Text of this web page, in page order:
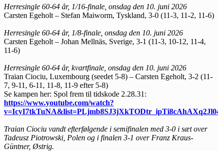
Herresingle 60-64 år, 1/16-finale, onsdag den 10. juni 2026
Carsten Egeholt – Stefan Maiworm, Tyskland, 3-0 (11-3, 11-2, 11-6)
Herresingle 60-64 år, 1/8-finale, onsdag den 10. juni 2026
Carsten Egeholt – Johan Mellnäs, Sverige, 3-1 (11-3, 10-12, 11-4,
11-6)
Herresingle 60-64 år, kvartfinale, onsdag den 10. juni 2026
Traian Ciociu, Luxembourg (seedet 5-8) – Carsten Egeholt, 3-2 (11-
7, 9-11, 6-11, 11-8, 11-9 efter 5-8)
Se kampen her: Spol frem til tidskode 2.28.31:
https://www.youtube.com/watch?
Traian Ciociu vandt efterfølgende i semifinalen med 3-0 i sæt over
Tadeusz Piotrowski, Polen og i finalen 3-1 over Franz Kraus-
Güntner, Østrig.